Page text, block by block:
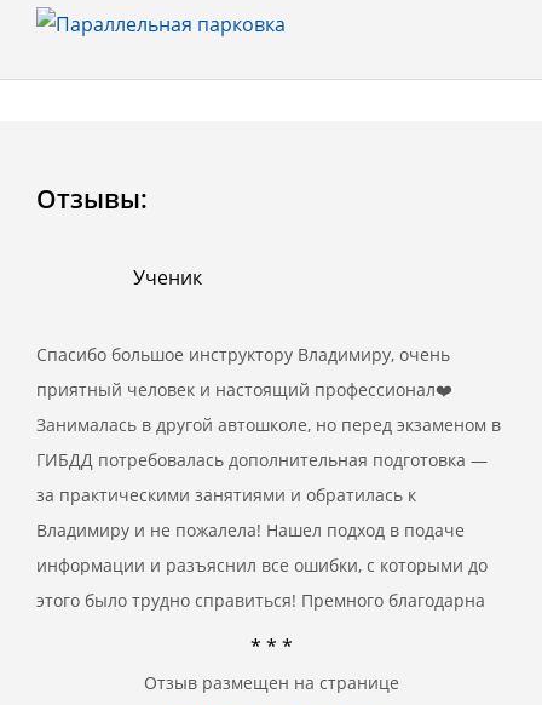
Отзывы:
Ученик
Спасибо большое инструктору Владимиру, очень
приятный человек и настоящий профессионал❤️
Занималась в другой автошколе, но перед экзаменом в
ГИБДД потребовалась дополнительная подготовка —
за практическими занятиями и обратилась к
Владимиру и не пожалела! Нашел подход в подаче
информации и разъяснил все ошибки, с которыми до
этого было трудно справиться! Премного благодарна
* * *
Отзыв размещен на странице